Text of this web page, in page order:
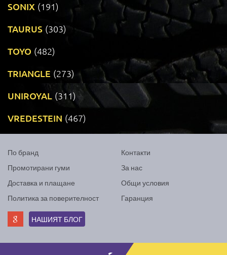
SONIX (191)
TAURUS (303)
TOYO (482)
TRIANGLE (273)
UNIROYAL (311)
VREDESTEIN (467)
По бранд
Промотирани гуми
Доставка и плащане
Политика за поверителност
Контакти
За нас
Общи условия
Гаранция
НАШИЯТ БЛОГ